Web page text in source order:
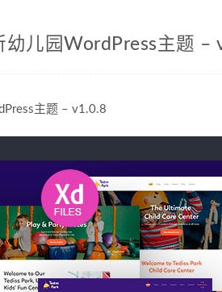
幼儿园WordPress主题 –
主题 – v1.0.8